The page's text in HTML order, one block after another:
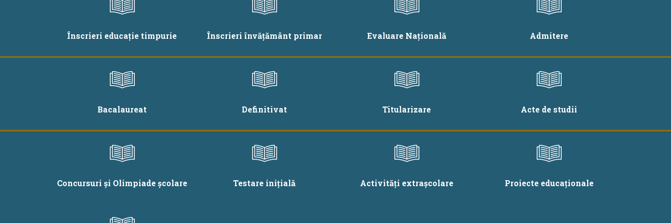
Înscrieri educație timpurie Înscrieri învățământ primar Evaluare Națională Admitere
Bacalaureat Definitivat Titularizare Acte de studii
Concursuri și Olimpiade școlare Testare inițială Activități extrașcolare Proiecte educaționale